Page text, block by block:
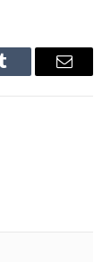
Tumblr Email